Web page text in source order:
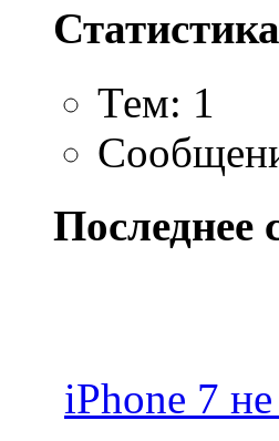
Тем: 1
Последнее
iPhone 7 не